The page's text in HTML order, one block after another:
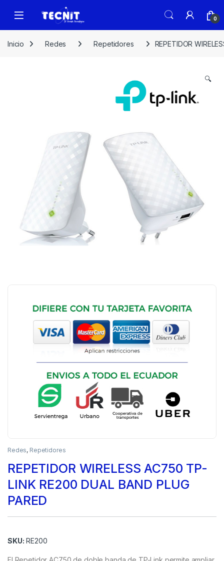
0
Inicio Redes Repetidores REPETIDOR
🔍
Redes, Repetidores
REPETIDOR WIRELESS AC750 TP-
LINK RE200 DUAL BAND PLUG
PARED
SKU: RE200